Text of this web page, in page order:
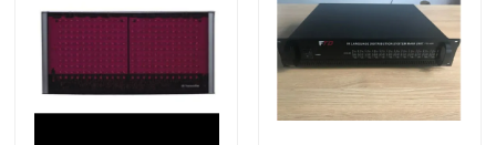
Βίντεο
Περίπου εμείς